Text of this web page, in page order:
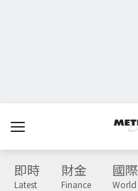
即時
Latest
財金
Finance
國際
World